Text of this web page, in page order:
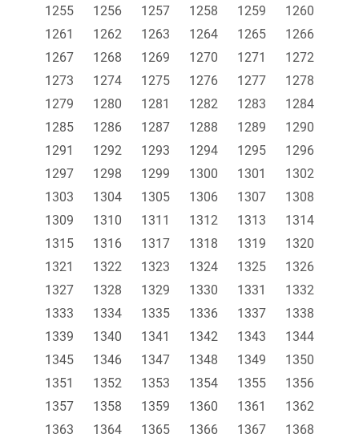
1255
1256 1257 1258 1259
1260
1261
1262 1263 1264 1265
1266
1267
1268 1269 1270 1271
1272
1273
1274 1275 1276 1277
1278
1279
1280 1281 1282 1283
1284
1285
1286 1287 1288 1289
1290
1291
1292 1293 1294 1295
1296
1297
1298 1299 1300 1301
1302
1303
1304 1305 1306 1307
1308
1309
1310 1311 1312 1313
1314
1315
1316 1317 1318 1319
1320
1321
1322 1323 1324 1325
1326
1327
1328 1329 1330 1331
1332
1333
1334 1335 1336 1337
1338
1339
1340 1341 1342 1343
1344
1345
1346 1347 1348 1349
1350
1351
1352 1353 1354 1355
1356
1357
1358 1359 1360 1361
1362
1363
1364 1365 1366 1367
1368